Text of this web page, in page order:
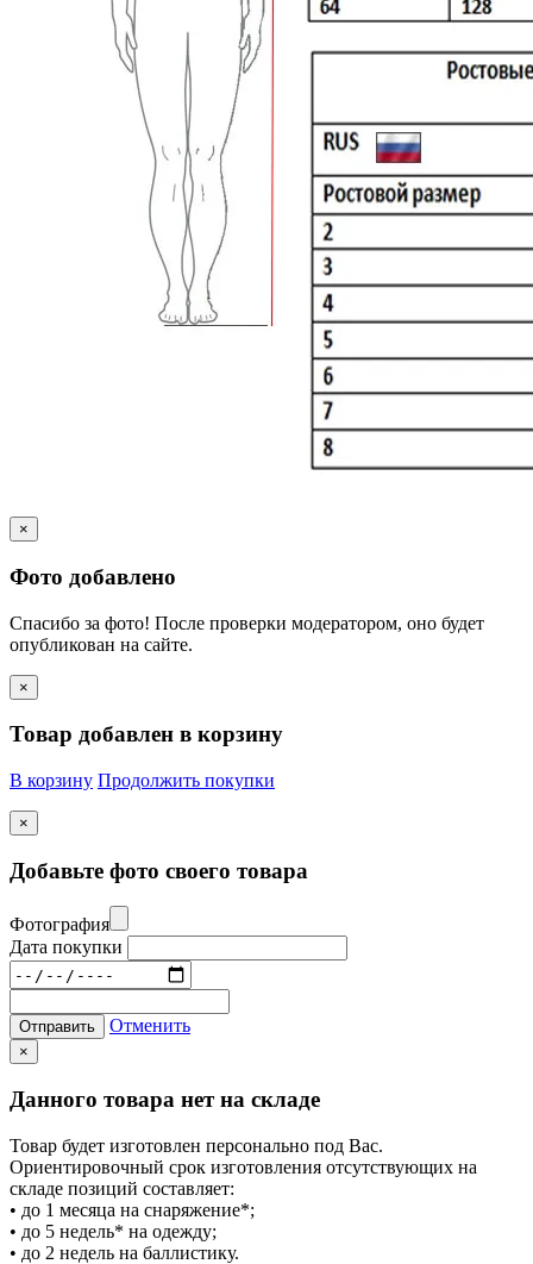
×
Фото добавлено
Спасибо за фото! После проверки модератором, оно будет
опубликован на сайте.
×
Товар добавлен в корзину
В корзину Продолжить покупки
×
Добавьте фото своего товара
Фотография
Дата покупки
Отправить Отменить
×
Данного товара нет на складе
Товар будет изготовлен персонально под Вас.
Ориентировочный срок изготовления отсутствующих на
складе позиций составляет:
• до 1 месяца на снаряжение*;
• до 5 недель* на одежду;
• до 2 недель на баллистику.